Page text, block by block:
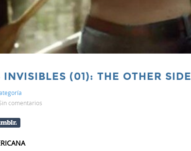
INVISIBLES (01): THE OTHER SIDE
comentarios